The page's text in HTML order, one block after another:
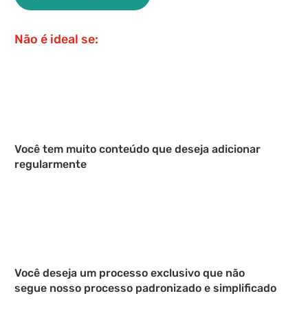
Não é ideal se:
Você tem muito conteúdo que deseja adicionar
regularmente
Você deseja um processo exclusivo que não
segue nosso processo padronizado e simplificado